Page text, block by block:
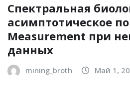
Спектральная
асимптотическое
Measurement при
данных
mining_broth Май 1,